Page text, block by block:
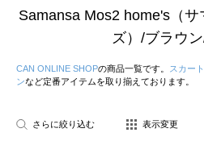
Samansa Mos2 home's（
ズ）/ブラウ
CAN ONLINE SHOPの商品一覧です。 スカート
ンなど定番アイテムを取り揃えております。
さらに絞り込む 表示変更